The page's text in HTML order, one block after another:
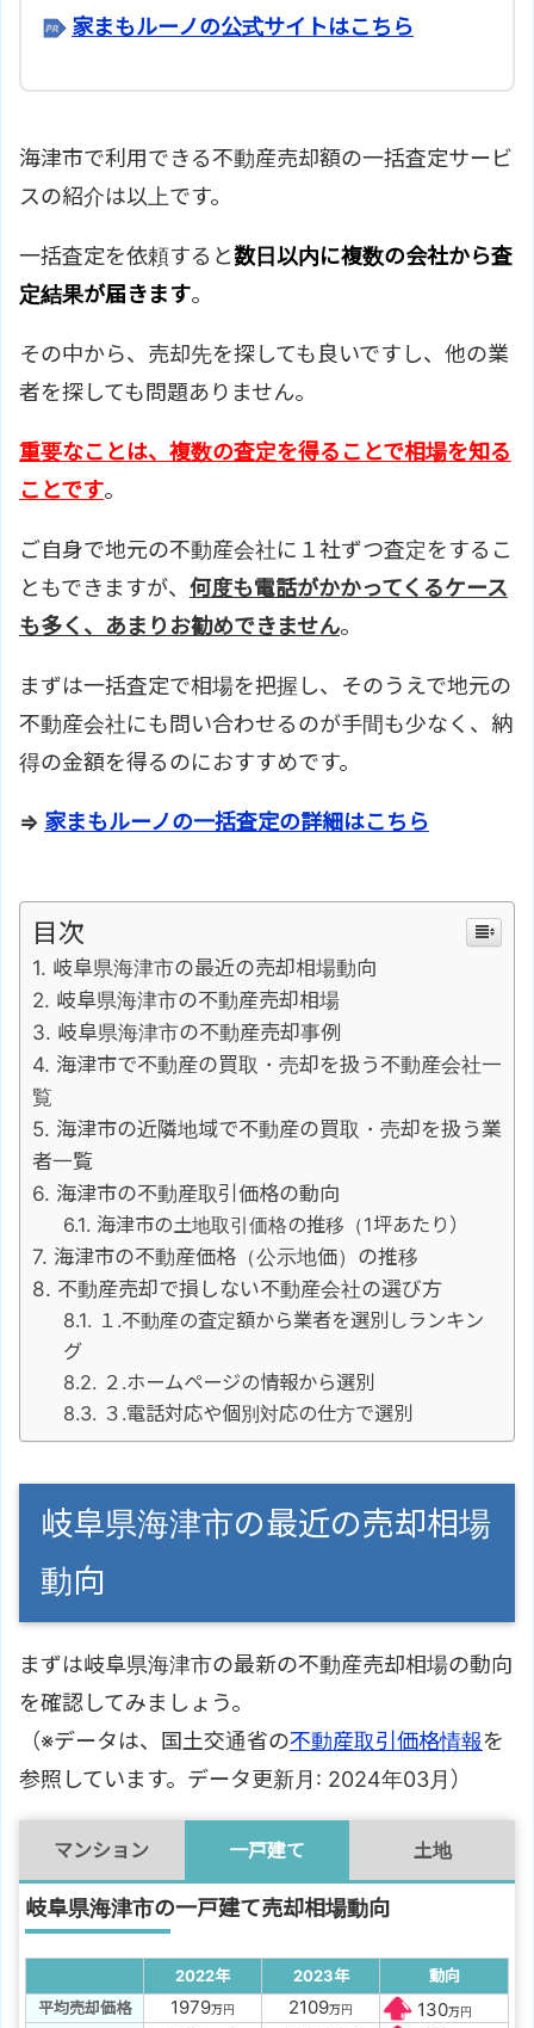
家まもルーノの公式サイトはこちら
海津市で利用できる不動産売却額の一括査定サービ
スの紹介は以上です。
一括査定を依頼すると数日以内に複数の会社から査
定結果が届きます。
その中から、売却先を探しても良いですし、他の業
者を探しても問題ありません。
重要なことは、複数の査定を得ることで相場を知る
ことです。
ご自身で地元の不動産会社に１社ずつ査定をするこ
ともできますが、 何度も電話がかかってくるケース
も多く、あまりお勧めできません。
まずは一括査定で相場を把握し、そのうえで地元の
不動産会社にも問い合わせるのが手間も少なく、納
得の金額を得るのにおすすめです。
⇒ 家まもルーノの一括査定の詳細はこちら
目次
岐阜県海津市の最近の売却相場動向
岐阜県海津市の不動産売却相場
岐阜県海津市の不動産売却事例
海津市で不動産の買取・売却を扱う不動産会社一
覧
海津市の近隣地域で不動産の買取・売却を扱う業
者一覧
海津市の不動産取引価格の動向
海津市の土地取引価格の推移（1坪あたり）
海津市の不動産価格（公示地価）の推移
不動産売却で損しない不動産会社の選び方
１.不動産の査定額から業者を選別しランキン
グ
２.ホームページの情報から選別
３.電話対応や個別対応の仕方で選別
岐阜県海津市の最近の売却相場
動向
まずは岐阜県海津市の最新の不動産売却相場の動向
を確認してみましょう。
（※データは、国土交通省の不動産取引価格情報を
参照しています。データ更新月: 2024年03月）
マンション 一戸建て 土地
岐阜県海津市の一戸建て売却相場動向
2022年 2023年
動向
平均売却価格
1979万円 2109万円 130万円